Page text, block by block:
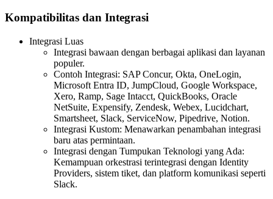
Kompatibilitas dan Integrasi
Integrasi Luas
Integrasi bawaan dengan berbagai aplikasi dan layanan
populer.
Contoh Integrasi: SAP Concur, Okta, OneLogin,
Microsoft Entra ID, JumpCloud, Google Workspace,
Xero, Ramp, Sage Intacct, QuickBooks, Oracle
NetSuite, Expensify, Zendesk, Webex, Lucidchart,
Smartsheet, Slack, ServiceNow, Pipedrive, Notion.
Integrasi Kustom: Menawarkan penambahan integrasi
baru atas permintaan.
Integrasi dengan Tumpukan Teknologi yang Ada:
Kemampuan orkestrasi terintegrasi dengan Identity
Providers, sistem tiket, dan platform komunikasi seperti
Slack.